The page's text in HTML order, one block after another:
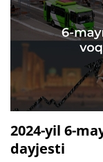
2024-yil 6-
dayjesti